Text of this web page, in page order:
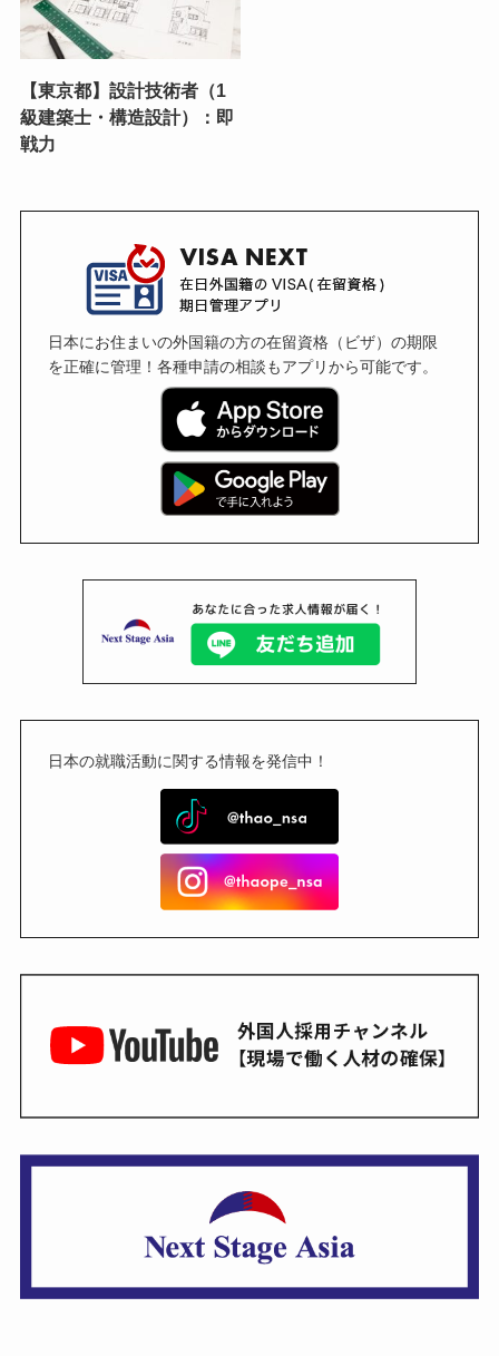
【東京都】設計技術者（1
級建築士・構造設計）：即
戦力
日本にお住まいの外国籍の方の在留資格（ビザ）の期限
を正確に管理！各種申請の相談もアプリから可能です。
日本の就職活動に関する情報を発信中！